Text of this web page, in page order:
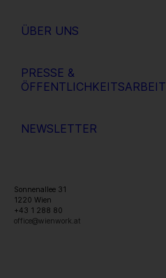
ÜBER UNS
PRESSE &
ÖFFENTLICHKEITSARBEIT
NEWSLETTER
Sonnenallee 31
1220 Wien
+43 1 288 80
office@wienwork.at